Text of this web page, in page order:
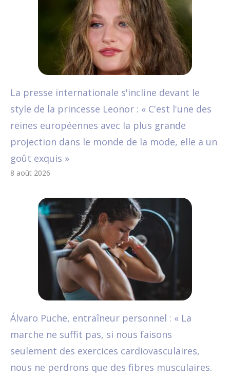
La presse internationale s'incline devant le
style de la princesse Leonor : « C'est l'une des
reines européennes avec la plus grande
projection dans le monde de la mode, elle a un
goût exquis »
8 août 2026
Álvaro Puche, entraîneur personnel : « La
marche ne suffit pas, si nous faisons
seulement des exercices cardiovasculaires,
nous ne perdrons que des fibres musculaires.